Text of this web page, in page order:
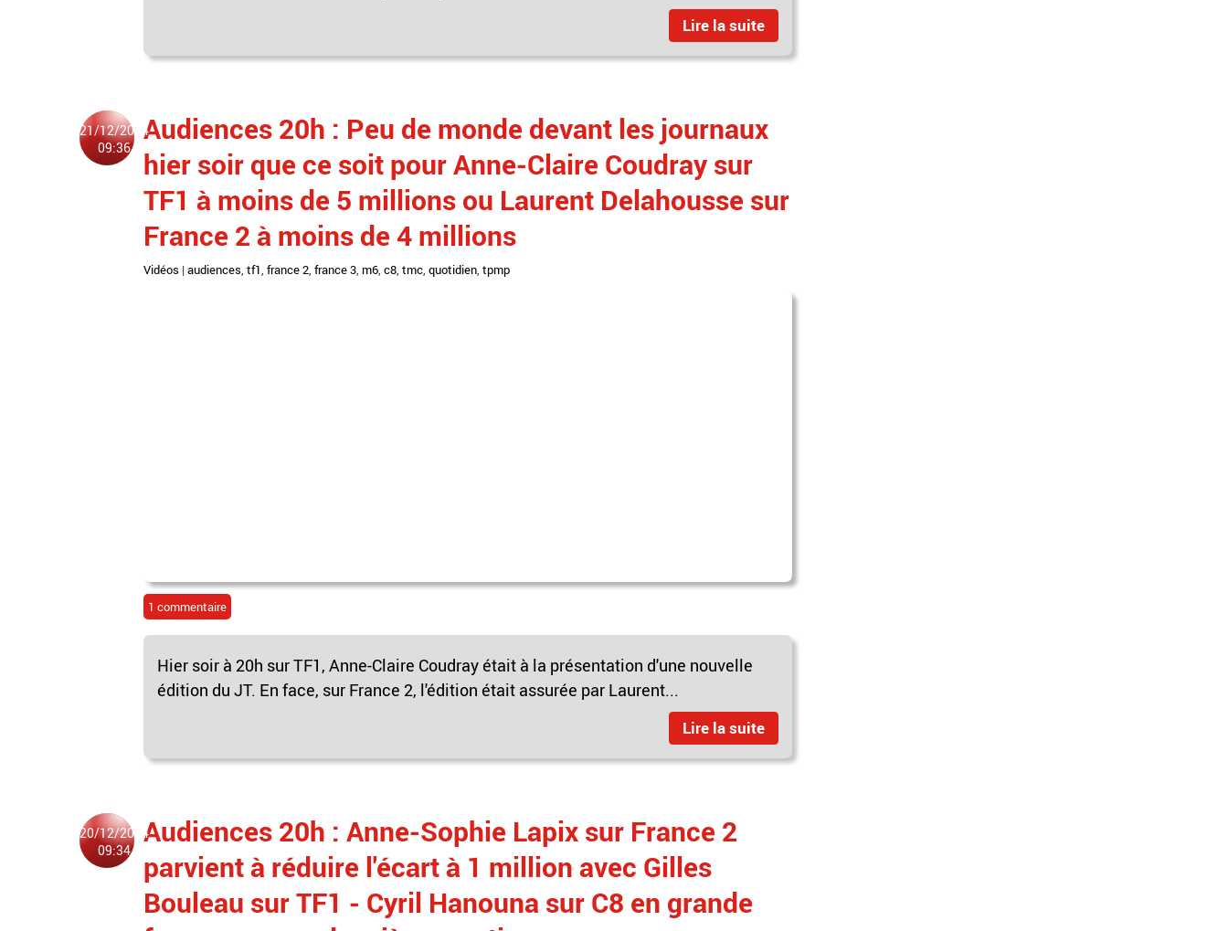
Lire la suite
21/12/2024
09:36
Audiences 20h : Peu de monde devant les journaux
hier soir que ce soit pour Anne-Claire Coudray sur
TF1 à moins de 5 millions ou Laurent Delahousse sur
France 2 à moins de 4 millions
Vidéos | audiences tf1 france 2 france 3 m6 c8 tmc quotidien tpmp
1 commentaire
Hier soir à 20h sur TF1, Anne-Claire Coudray était à la présentation d'une nouvelle
édition du JT. En face, sur France 2, l'édition était assurée par Laurent...
Lire la suite
20/12/2024
09:34
Audiences 20h : Anne-Sophie Lapix sur France 2
parvient à réduire l'écart à 1 million avec Gilles
Bouleau sur TF1 - Cyril Hanouna sur C8 en grande